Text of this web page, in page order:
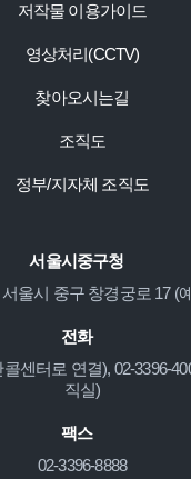
저작물 이용가이드
영상처리(CCTV)
찾아오시는길
조직도
정부/지자체 조직도
서울시중구청
서울시 중구 창경궁로 17 (
전화
콜센터로 연결), 02-3396-
직실)
팩스
02-3396-8888